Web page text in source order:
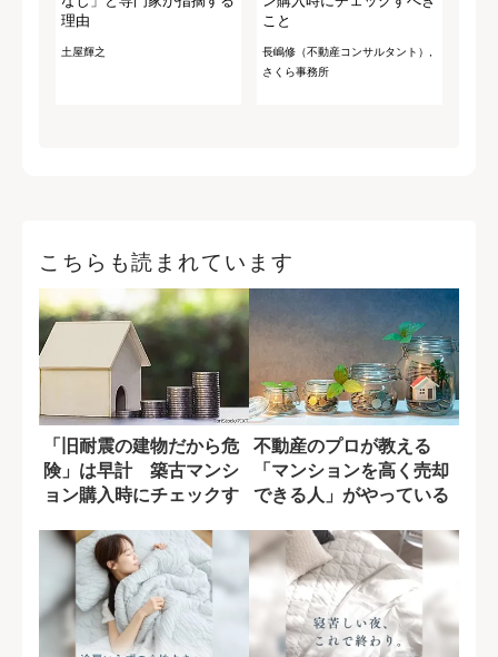
理由
土屋輝之
こと
長嶋修（不動産コンサルタント）,
さくら事務所
こちらも読まれています
「旧耐震の建物だから危
険」は早計 築古マンシ
ョン購入時にチェックす
不動産のプロが教える
「マンションを高く売却
できる人」がやっている